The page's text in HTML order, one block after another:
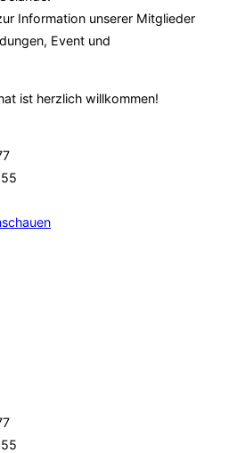
Information unserer Mitglieder
Event und
ist herzlich willkommen!